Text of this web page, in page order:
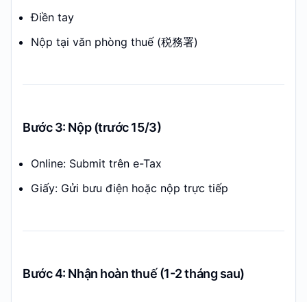
Điền tay
Nộp tại văn phòng thuế (税務署)
Bước 3: Nộp (trước 15/3)
Online: Submit trên e-Tax
Giấy: Gửi bưu điện hoặc nộp trực tiếp
Bước 4: Nhận hoàn thuế (1-2 tháng sau)